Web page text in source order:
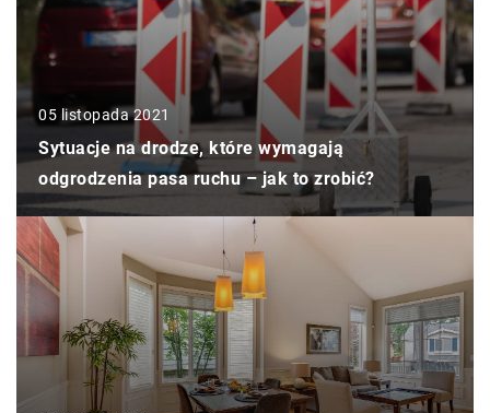
05 listopada 2021
Sytuacje na drodze, które wymagają
odgrodzenia pasa ruchu – jak to zrobić?